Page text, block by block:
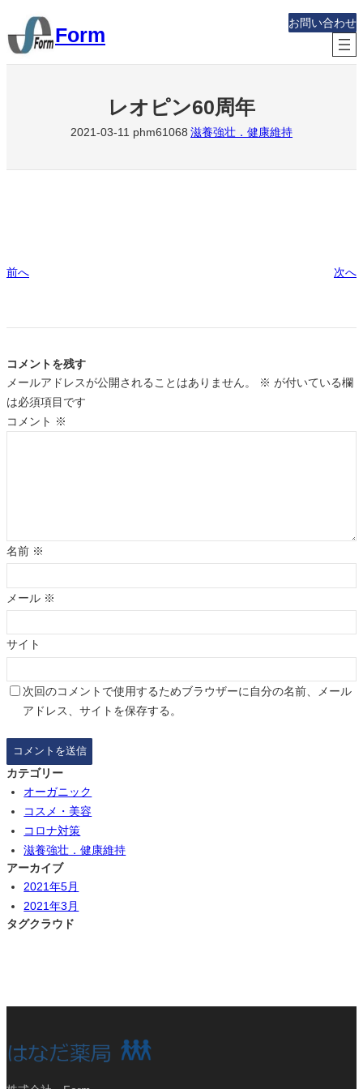
容
を
Form
お問い合わせ
レオピン60周年
2021-03-11 phm61068 滋養強壮．健康維持
前へ 次へ
コメントを残す
メールアドレスが公開されることはありません。
※ が付いている欄
は必須項目です
コメント ※
名前 ※
メール ※
サイト
次回のコメントで使用するためブラウザーに自分の名前、メール
アドレス、サイトを保存する。
カテゴリー
オーガニック
コスメ・美容
コロナ対策
滋養強壮．健康維持
アーカイブ
2021年5月
2021年3月
タグクラウド